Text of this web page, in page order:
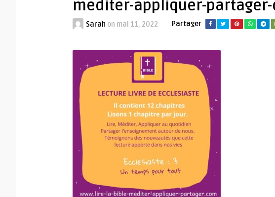
mediter-appliquer-partager-
Sarah on mai 11, 2022 Partager